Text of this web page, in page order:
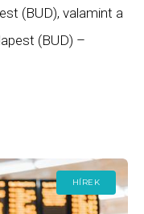
(BUD), valamint a
(BUD) –
HÍREK